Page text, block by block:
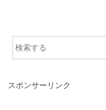
スポンサーリンク